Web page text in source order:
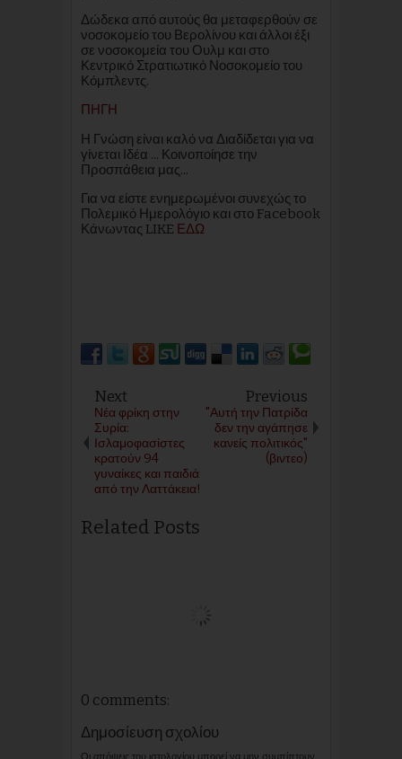
Δώδεκα από αυτούς θα μεταφερθούν σε
νοσοκομείο του Βερολίνου και άλλοι έξι
σε νοσοκομεία του Ουλμ και στο
Κεντρικό Στρατιωτικό Νοσοκομείο του
Κόμπλεντς.
ΠΗΓΗ
Η Γνώση είναι καλό να Διαδίδεται για να
γίνεται Ιδέα ... Κοινοποίησε την
Προσπάθεια μας...
Για να είστε ενημερωμένοι συνεχώς το
Πολεμικό Ημερολόγιο και στο Facebook
Κάνωντας LIKE ΕΔΩ
Next
Νέα φρίκη στην
Συρία:
Ισλαμοφασίστες
κρατούν 94
γυναίκες και παιδιά
από την Λαττάκεια!
Previous
"Αυτή την Πατρίδα
δεν την αγάπησε
κανείς πολιτικός"
(βιντεο)
Related Posts
0 comments:
Δημοσίευση σχολίου
Οι απόψεις του ιστολογίου μπορεί να μην συμπίπτουν